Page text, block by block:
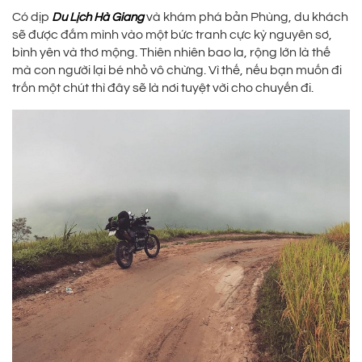
Có dịp Du Lịch Hà Giangvà khám phá bản Phùng, du khách
sẽ được đắm mình vào một bức tranh cực kỳ nguyên sơ,
bình yên và thơ mộng. Thiên nhiên bao la, rộng lớn là thế
mà con người lại bé nhỏ vô chừng. Vì thế, nếu bạn muốn đi
trốn một chút thì đây sẽ là nơi tuyệt vời cho chuyến đi.